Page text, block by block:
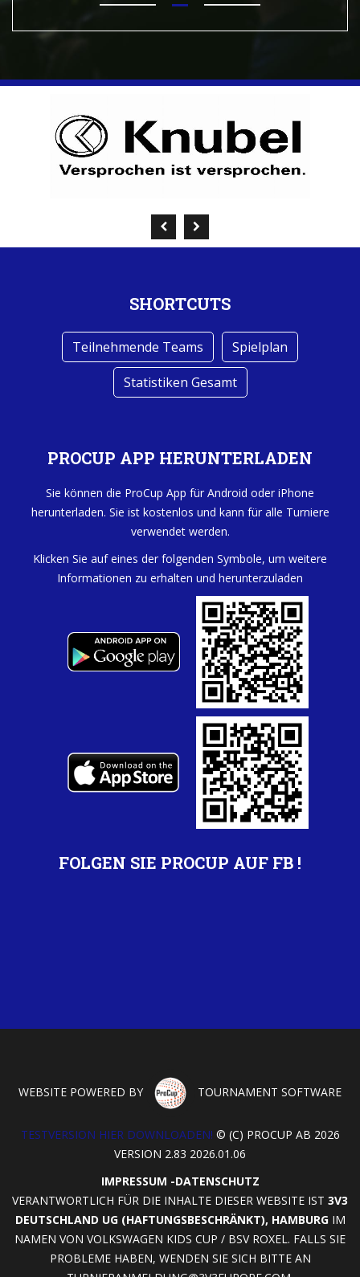
SHORTCUTS
Teilnehmende Teams
Spielplan
Statistiken Gesamt
PROCUP APP HERUNTERLADEN
Sie können die ProCup App für Android oder iPhone
herunterladen. Sie ist kostenlos und kann für alle Turniere
verwendet werden.
Klicken Sie auf eines der folgenden Symbole, um weitere
Informationen zu erhalten und herunterzuladen
FOLGEN SIE PROCUP AUF FB !
WEBSITE POWERED BY TOURNAMENT SOFTWARE
TESTVERSION HIER DOWNLOADEN! © (C) PROCUP AB 2026
VERSION 2.83 2026.01.06
IMPRESSUM -DATENSCHUTZ
VERANTWORTLICH FÜR DIE INHALTE DIESER WEBSITE IST 3V3
DEUTSCHLAND UG (HAFTUNGSBESCHRÄNKT), HAMBURGIM
NAMEN VON VOLKSWAGEN KIDS CUP / BSV ROXEL. FALLS SIE
PROBLEME HABEN, WENDEN SIE SICH BITTE AN